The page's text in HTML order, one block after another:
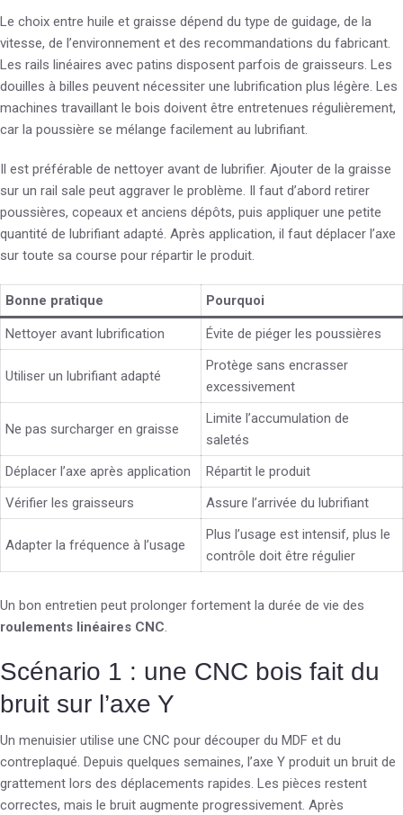
Le choix entre huile et graisse dépend du type de guidage, de la
vitesse, de l’environnement et des recommandations du fabricant.
Les rails linéaires avec patins disposent parfois de graisseurs. Les
douilles à billes peuvent nécessiter une lubrification plus légère. Les
machines travaillant le bois doivent être entretenues régulièrement,
car la poussière se mélange facilement au lubrifiant.
Il est préférable de nettoyer avant de lubrifier. Ajouter de la graisse
sur un rail sale peut aggraver le problème. Il faut d’abord retirer
poussières, copeaux et anciens dépôts, puis appliquer une petite
quantité de lubrifiant adapté. Après application, il faut déplacer l’axe
sur toute sa course pour répartir le produit.
Bonne pratique Pourquoi
Nettoyer avant lubrification Évite de piéger les poussières
Utiliser un lubrifiant adapté
Protège sans encrasser
excessivement
Ne pas surcharger en graisse
Limite l’accumulation de
saletés
Déplacer l’axe après application
Répartit le produit
Vérifier les graisseurs
Assure l’arrivée du lubrifiant
Adapter la fréquence à l’usage
Plus l’usage est intensif, plus le
contrôle doit être régulier
Un bon entretien peut prolonger fortement la durée de vie des
roulements linéaires CNC.
Scénario 1 : une CNC bois fait du
bruit sur l’axe Y
Un menuisier utilise une CNC pour découper du MDF et du
contreplaqué. Depuis quelques semaines, l’axe Y produit un bruit de
grattement lors des déplacements rapides. Les pièces restent
correctes, mais le bruit augmente progressivement. Après